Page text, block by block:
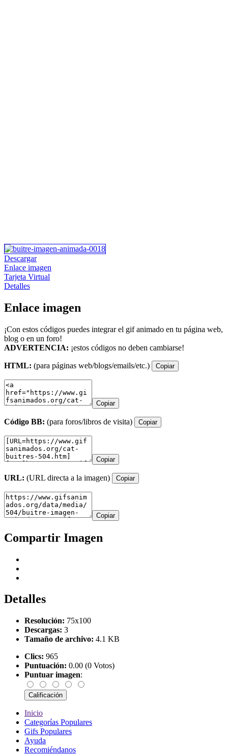
Descargar
Enlace imagen
Tarjeta Virtual
Detalles
Enlace imagen
¡Con estos códigos puedes integrar el gif animado en tu página web,
blog o en un foro!
ADVERTENCIA: ¡estos códigos no deben cambiarse!
HTML: (para páginas web/blogs/emails/etc.) Copiar
Copiar
Código BB: (para foros/libros de visita) Copiar
Copiar
URL: (URL directa a la imagen) Copiar
Copiar
Compartir Imagen
Detalles
Resolución: 75x100
Descargas: 3
Tamaño de archivo: 4.1 KB
Clics: 965
Puntuación: 0.00 (0 Votos)
Puntuar imagen:
Inicio
Categorías Populares
Gifs Populares
Ayuda
Recomiéndanos